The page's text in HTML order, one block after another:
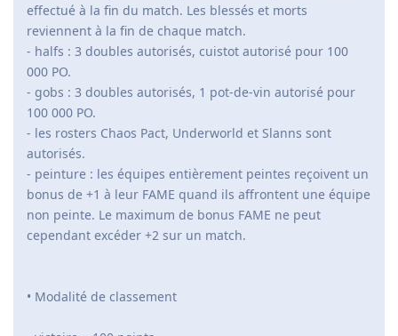
effectué à la fin du match. Les blessés et morts
reviennent à la fin de chaque match.
- halfs : 3 doubles autorisés, cuistot autorisé pour 100
000 PO.
- gobs : 3 doubles autorisés, 1 pot-de-vin autorisé pour
100 000 PO.
- les rosters Chaos Pact, Underworld et Slanns sont
autorisés.
- peinture : les équipes entièrement peintes reçoivent un
bonus de +1 à leur FAME quand ils affrontent une équipe
non peinte. Le maximum de bonus FAME ne peut
cependant excéder +2 sur un match.
• Modalité de classement